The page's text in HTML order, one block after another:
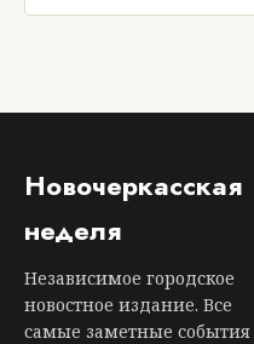
Новочеркасская
неделя
Независимое городское
новостное издание. Все
самые заметные события